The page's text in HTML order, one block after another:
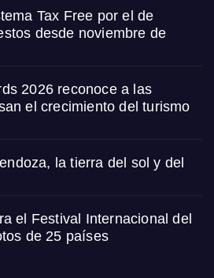
Tax Free por el de
desde noviembre de
2026 reconoce a las
el crecimiento del turismo
la tierra del sol y del
el Festival Internacional del
de 25 países